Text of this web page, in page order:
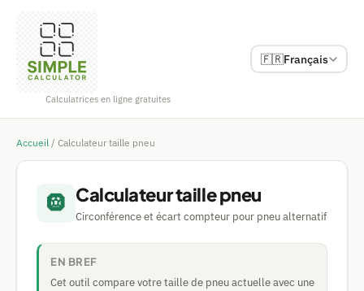
Calculatrices en ligne gratuites
🇫🇷Français
Accueil / Calculateur taille pneu
🛞 Calculateur taille pneu
Circonférence et écart compteur pour pneu alternatif
EN BREF
Cet outil compare votre taille de pneu actuelle avec une